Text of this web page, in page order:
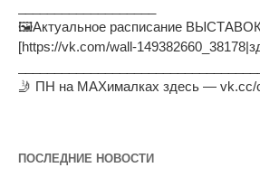
🖼Актуальное расписание
[https://vk.com/wall-
🤳 ПН на MAXималках здесь — vk.cc/
ПОСЛЕДНИЕ НОВОСТИ